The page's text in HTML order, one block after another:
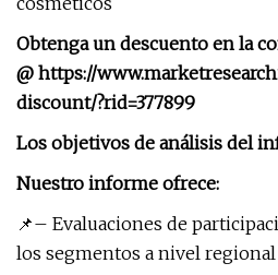
Obtenga un descuento en la
@ https://
discount/?rid=377899
Los objetivos de análisis del
Nuestro informe ofrece:
📌– Evaluaciones de
los segmentos a nivel regional